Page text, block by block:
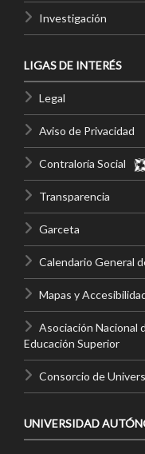
Investigación
LIGAS DE INTERÉS
Legal
Aviso de Privacidad
Contraloría Social
Transparencia
Garceta
Calendario General
Mapas y
Asociación Nacional
Educación Superior
Consorcio de
UNIVERSIDAD